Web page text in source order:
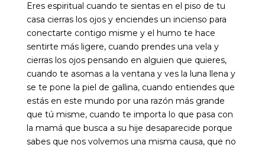
Eres espiritual cuando te sientas en el piso de tu
casa cierras los ojos y enciendes un incienso para
conectarte contigo misme y el humo te hace
sentirte más ligere, cuando prendes una vela y
cierras los ojos pensando en alguien que quieres,
cuando te asomas a la ventana y ves la luna llena y
se te pone la piel de gallina, cuando entiendes que
estás en este mundo por una razón más grande
que tú misme, cuando te importa lo que pasa con
la mamá que busca a su hije desaparecide porque
sabes que nos volvemos una misma causa, que no